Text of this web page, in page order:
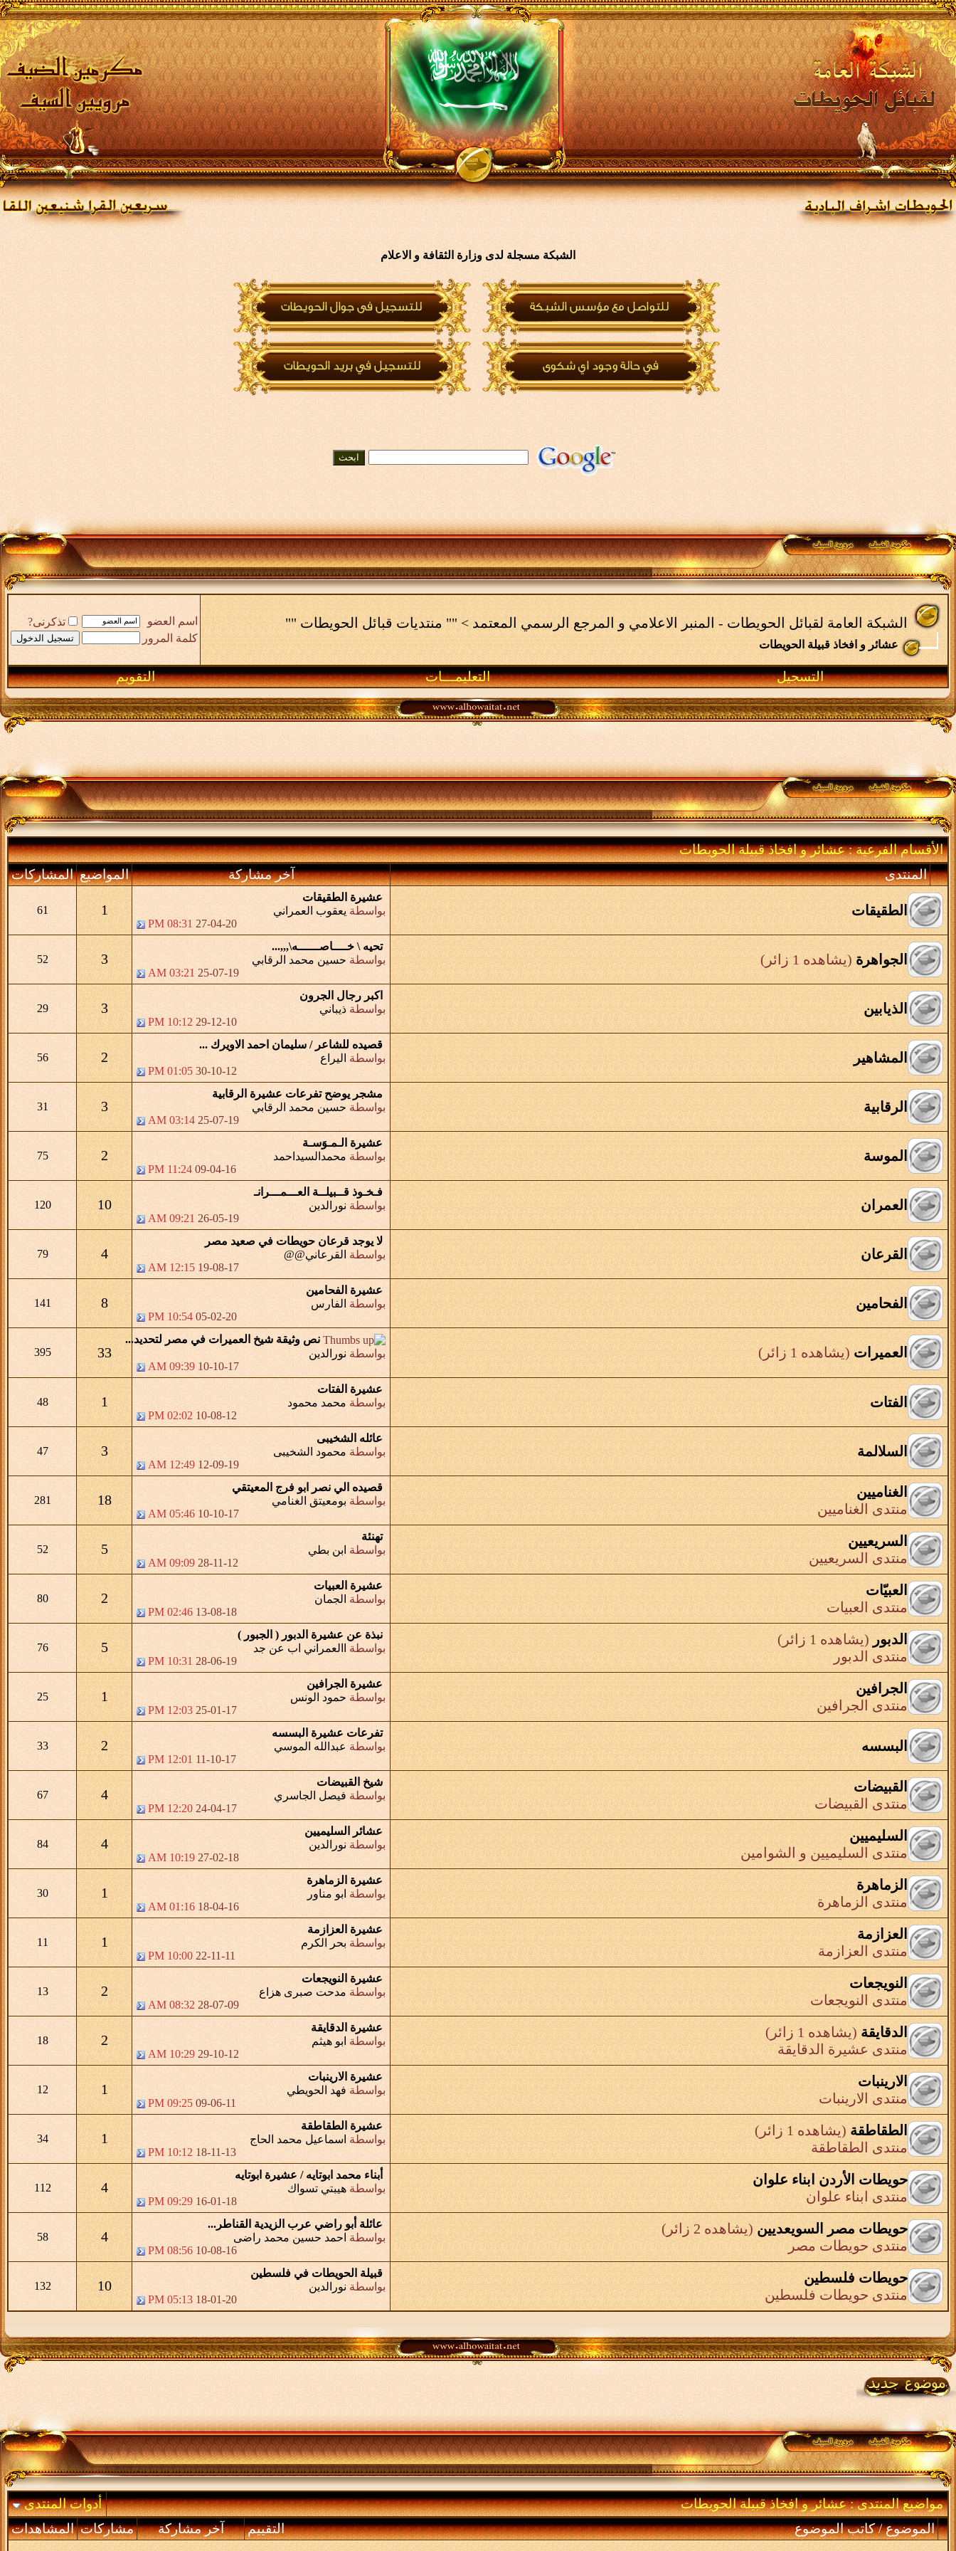
الشبكة مسجلة لدى وزارة الثقافة و الاعلام
الشبكة العامة لقبائل الحويطات - المنبر الاعلامي و المرجع الرسمي المعتمد > "" منتديات قبائل الحويطات ""
عشائر و افخاذ قبيلة الحويطات
اسم العضو
تذكرنى?
كلمة المرور
التسجيل التعليمـــات التقويم
الأقسام الفرعية: عشائر و افخاذ قبيلة الحويطات
المنتدى
آخر مشاركة المواضيع المشاركات
الطقيقات
عشيرة الطقيقات
بواسطة يعقوب العمراني
27-04-20
08:31 PM
1
61
الجواهرة (يشاهده 1 زائر)
تحيه \ خــــاصــــــه\,,,...
بواسطة حسين محمد الرقابي
25-07-19
03:21 AM
3
52
الذيابين
اكبر رجال الجرون
بواسطة ذيباني
29-12-10
10:12 PM
3
29
المشاهير
قصيده للشاعر / سليمان احمد الاويرك ...
بواسطة اليراع
30-10-12
01:05 PM
2
56
الرقابية
مشجر يوضح تفرعات عشيرة الرقابية
بواسطة حسين محمد الرقابي
25-07-19
03:14 AM
3
31
الموسة
عشيرة الـمـوَسـة
بواسطة محمدالسيداحمد
09-04-16
11:24 PM
2
75
العمران
فـخـوذ قــبيلــة العـــمـــرانـ
بواسطة نورالدين
26-05-19
09:21 AM
10
120
القرعان
لا يوجد قرعان حويطات في صعيد مصر
بواسطة القرعاني@@
19-08-17
12:15 AM
4
79
الفحامين
عشيرة الفحامين
بواسطة الفارس
05-02-20
10:54 PM
8
141
العميرات (يشاهده 1 زائر)
نص وثيقة شيخ العميرات في مصر لتحديد...
بواسطة نورالدين
10-10-17
09:39 AM
33
395
الفتات
عشيرة الفتات
بواسطة محمد محمود
10-08-12
02:02 PM
1
48
السلالمة
عائله الشخيبى
بواسطة محمود الشخيبى
12-09-19
12:49 AM
3
47
الغناميين
منتدى الغناميين
قصيده الي نصر ابو فرج المعيتقي
بواسطة بومعيتق الغنامي
10-10-17
05:46 AM
18
281
السريعيين
منتدى السريعيين
تهنئة
بواسطة ابن بطي
28-11-12
09:09 AM
5
52
العبيّات
منتدى العبيات
عشيرة العبيات
بواسطة الجمان
13-08-18
02:46 PM
2
80
الدبور (يشاهده 1 زائر)
منتدى الدبور
نبذة عن عشيرة الدبور ( الجبور )
بواسطة
االعمراني اب عن جد
28-06-19
10:31 PM
5
76
الجرافين
منتدى الجرافين
عشيرة الجرافين
بواسطة حمود الونس
25-01-17
12:03 PM
1
25
البسسه
تفرعات عشيرة البسسه
بواسطة عبدالله الموسي
11-10-17
12:01 PM
2
33
القبيضات
منتدى القبيضات
شيخ القبيضات
بواسطة فيصل الجاسري
24-04-17
12:20 PM
4
67
السليميين
منتدى السليميين و الشوامين
عشائر السليميين
بواسطة نورالدين
27-02-18
10:19 AM
4
84
الزماهرة
منتدى الزماهرة
عشيرة الزماهرة
بواسطة ابو مناور
18-04-16
01:16 AM
1
30
العزازمة
منتدى العزازمة
عشيرة العزازمة
بواسطة بحر الكرم
22-11-11
10:00 PM
1
11
النويجعات
منتدى النويجعات
عشيرة النويجعات
بواسطة مدحت صبرى هزاع
28-07-09
08:32 AM
2
13
الدقايقة (يشاهده 1 زائر)
منتدى عشيرة الدقايقة
عشيرة الدقايقة
بواسطة ابو هيثم
29-10-12
10:29 AM
2
18
الارينبات
منتدى الارينبات
عشيرة الارينبات
بواسطة فهد الحويطي
09-06-11
09:25 PM
1
12
الطقاطقة (يشاهده 1 زائر)
منتدى الطقاطقة
عشيرة الطقاطقة
بواسطة اسماعيل محمد الحاج
18-11-13
10:12 PM
1
34
حويطات الأردن ابناء علوان
منتدى ابناء علوان
أبناء محمد ابوتايه / عشيرة ابوتايه
بواسطة هيبتي تسواك
16-01-18
09:29 PM
4
112
حويطات مصر السويعديين (يشاهده 2 زائر)
منتدى حويطات مصر
عائلة أبو راضي عرب الزيدية القناطر...
بواسطة احمد حسين محمد راضى
10-08-16
08:56 PM
4
58
حويطات فلسطين
منتدى حويطات فلسطين
قبيلة الحويطات في فلسطين
بواسطة نورالدين
18-01-20
05:13 PM
10
132
مواضيع المنتدى: عشائر و افخاذ قبيلة الحويطات
أدوات المنتدى
التقييم
الموضوع/كاتب الموضوع آخر مشاركة مشاركات المشاهدات